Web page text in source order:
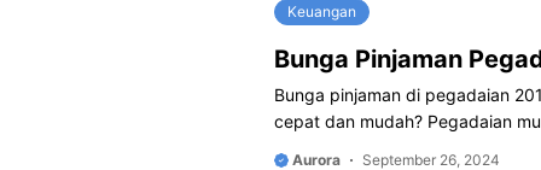
Keuangan
Bunga Pinjaman
Bunga pinjaman di pegadaian
cepat dan mudah? Pegadaian
Aurora
September 26, 2024